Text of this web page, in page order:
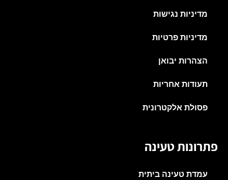
מדיניות נגישות
מדיניות פרטיות
הצהרות יבואן
תעודות אחריות
פסולת אלקטרונית
פתרונות טעינה
עמדת טעינה ביתית